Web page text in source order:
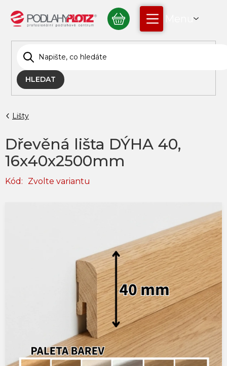
obsah
HLEDAT
NÁKUPNÍ
KOŠÍK
Lišty
Dřevěná lišta DÝHA 40,
16x40x2500mm
Kód: Zvolte variantu